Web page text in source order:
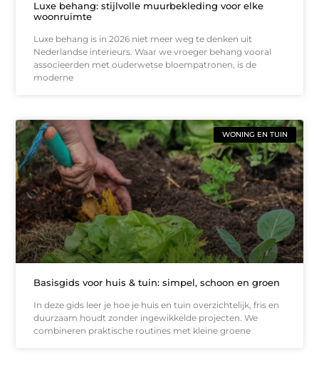
Luxe behang: stijlvolle muurbekleding voor elke
woonruimte
Luxe behang is in 2026 niet meer weg te denken uit
Nederlandse interieurs. Waar we vroeger behang vooral
associeerden met ouderwetse bloempatronen, is de
moderne
WONING EN TUIN
Basisgids voor huis & tuin: simpel, schoon en groen
In deze gids leer je hoe je huis en tuin overzichtelijk, fris en
duurzaam houdt zonder ingewikkelde projecten. We
combineren praktische routines met kleine groene